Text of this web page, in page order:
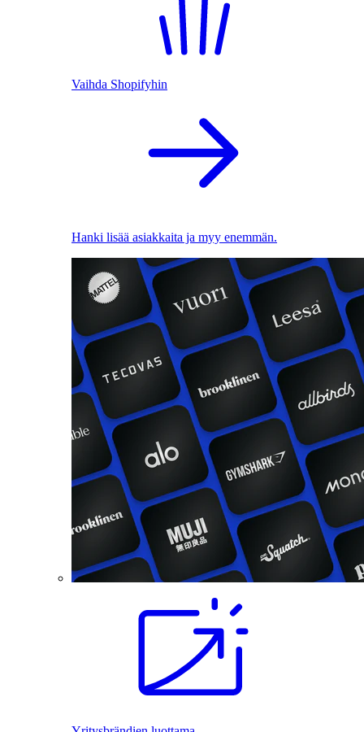
Vaihda Shopifyhin
Hanki lisää asiakkaita ja myy enemmän.